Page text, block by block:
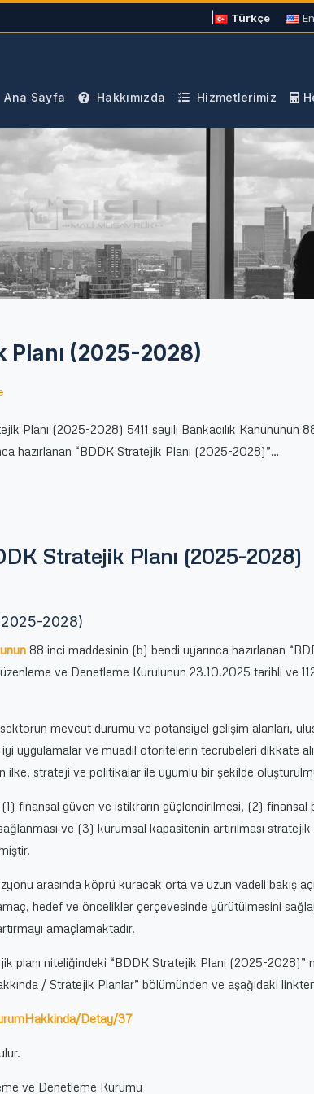
Türkçe
Sayfa Hakkımızda Hizmetlerimiz
Planı (2025-2028)
Planı (2025-2028) 5411 sayılı Bankacılık Kanununun
hazırlanan “BDDK Stratejik Planı (2025-2028)”…
Stratejik Planı (2025-2028)
2028)
88 inci maddesinin (b) bendi uyarınca hazırlanan
ve Denetleme Kurulunun 23.10.2025 tarihli ve
mevcut durumu ve potansiyel gelişim alanları,
uygulamalar ve muadil otoritelerin tecrübeleri dikkate
ilke, strateji ve politikalar ile uyumlu bir şekilde
finansal güven ve istikrarın güçlendirilmesi, (2) finansal
ve (3) kurumsal kapasitenin artırılması stratejik
arasında köprü kuracak orta ve uzun vadeli bakış
hedef ve öncelikler çerçevesinde yürütülmesini
amaçlamaktadır.
planı niteliğindeki “BDDK Stratejik Planı (2025-2028)”
/ Stratejik Planlar” bölümünden ve aşağıdaki
Detay/37
ve Denetleme Kurumu